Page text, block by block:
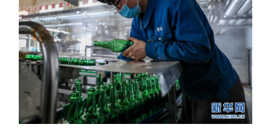
文化 书画 健康 军事
访谈 视频 图片 政务
法律 中央文件 金融 汽车
食品 人居 信息化 数字经济
学术中国 乡村振兴 银龄 溯源中国